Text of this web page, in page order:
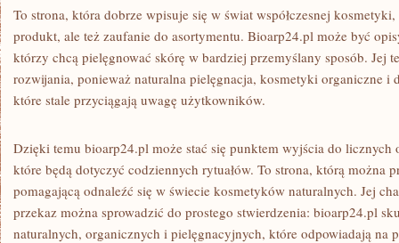
To strona, która dobrze wpisuje się w świat współczesnej
produkt, ale też zaufanie do asortymentu. Bioarp24.pl może być
którzy chcą pielęgnować skórę w bardziej przemyślany sposób. Jej
rozwijania, ponieważ naturalna pielęgnacja, kosmetyki organiczne i
które stale przyciągają uwagę użytkowników.
Dzięki temu bioarp24.pl może stać się punktem wyjścia do licznych
które będą dotyczyć codziennych rytuałów. To strona, którą można
pomagającą odnaleźć się w świecie kosmetyków naturalnych. Jej
przekaz można sprowadzić do prostego stwierdzenia: bioarp24.pl
naturalnych, organicznych i pielęgnacyjnych, które odpowiadają na